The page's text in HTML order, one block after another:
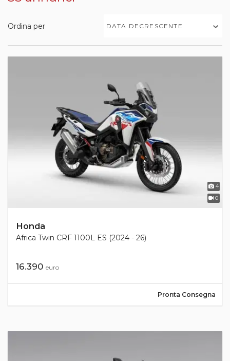
Ordina per DATA DECRESCENTE
4
0
Honda
Africa Twin CRF 1100L ES (2024 - 26)
16.390 euro
Pronta Consegna